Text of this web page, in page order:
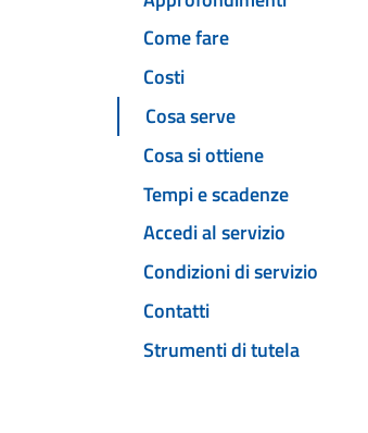
Come fare
Costi
Cosa serve
Cosa si ottiene
Tempi e scadenze
Accedi al servizio
Condizioni di servizio
Contatti
Strumenti di tutela